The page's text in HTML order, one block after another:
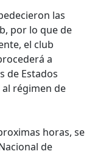
las
por lo que de
el club
a
de Estados
régimen de
horas, se
de